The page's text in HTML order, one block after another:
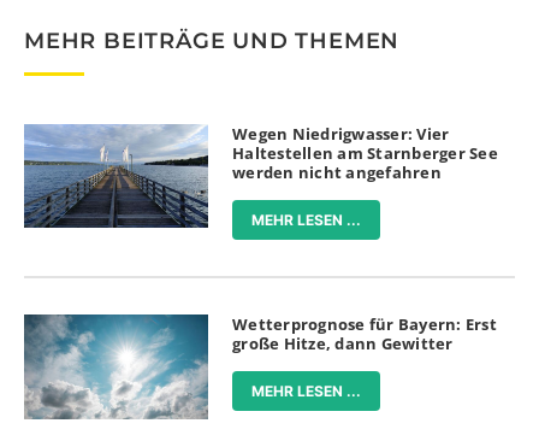
MEHR BEITRÄGE UND THEMEN
Wegen Niedrigwasser: Vier
Haltestellen am Starnberger See
werden nicht angefahren
MEHR LESEN ...
Wetterprognose für Bayern: Erst
große Hitze, dann Gewitter
MEHR LESEN ...